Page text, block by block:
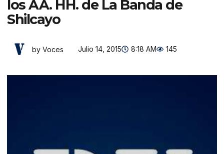
los AA. HH. de La Banda de
Shilcayo
by Voces Julio 14, 2015 8:18 AM 145